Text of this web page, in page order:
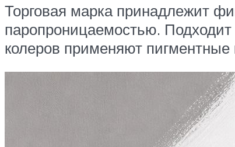
Торговая марка принадлежит
паропроницаемостью.
колеров применяют пигментные